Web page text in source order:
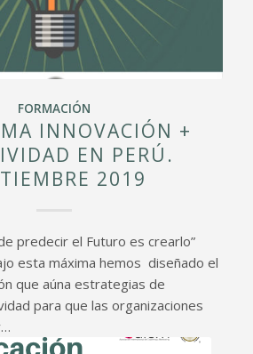
FORMACIÓN
INNOVACIÓN +
EN PERÚ.
2019
predecir el Futuro es crearlo”
esta máxima hemos diseñado el
que aúna estrategias de
para que las organizaciones